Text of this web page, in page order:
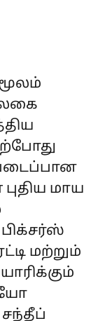
மாய
மற்றும்